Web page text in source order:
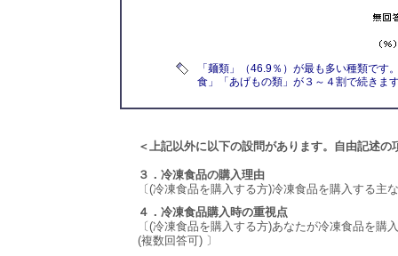
「麺類」（46.9％）が最も多い種類で
食」「あげもの類」が３～４割で続きま
＜上記以外に以下の設問があります。自由記述の
３．冷凍食品の購入理由
〔(冷凍食品を購入する方)冷凍食品を購入する主
４．冷凍食品購入時の重視点
〔(冷凍食品を購入する方)あなたが冷凍食品を
(複数回答可) 〕